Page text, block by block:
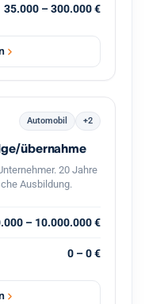
35.000 – 300.000 €
Automobil +2
übernahme
20 Jahre
Ausbildung.
– 10.000.000 €
0 – 0 €